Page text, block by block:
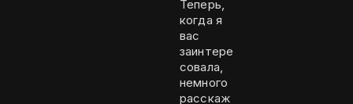
Теперь,
когда я
вас
заинтере
совала,
немного
расскаж